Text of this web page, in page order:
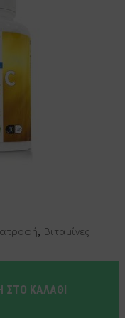
, Βιταμίνες
ΣΤΟ ΚΑΛΆΘΙ